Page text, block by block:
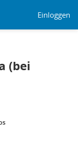
Einloggen
(bei